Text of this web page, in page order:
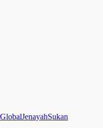
GlobalJenayahSukan